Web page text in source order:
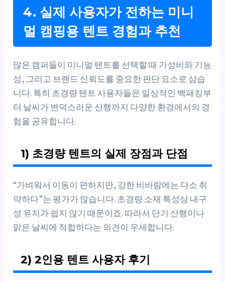
4. 실제 사용자가 전하는 미니
멀 캠핑용 텐트 경험과 추천
많은 캠퍼들이 미니멀 텐트를 선택할 때 가성비와 기능
성, 그리고 브랜드 신뢰도를 중요한 판단 요소로 삼습
니다. 특히 초경량 텐트 사용자들은 일상적인 백패킹부
터 날씨가 변덕스러운 산행까지 다양한 환경에서의 경
험을 공유합니다.
1) 초경량 텐트의 실제 장점과 단점
“가벼워서 이동이 편하지만, 강한 비바람에는 다소 취
약하다”는 평가가 많습니다. 초경량 소재 특성상 내구
성 유지가 쉽지 않기 때문이죠. 따라서 단기 산행이나
맑은 날씨에 적합하다는 의견이 우세합니다.
2) 2인용 텐트 사용자 후기